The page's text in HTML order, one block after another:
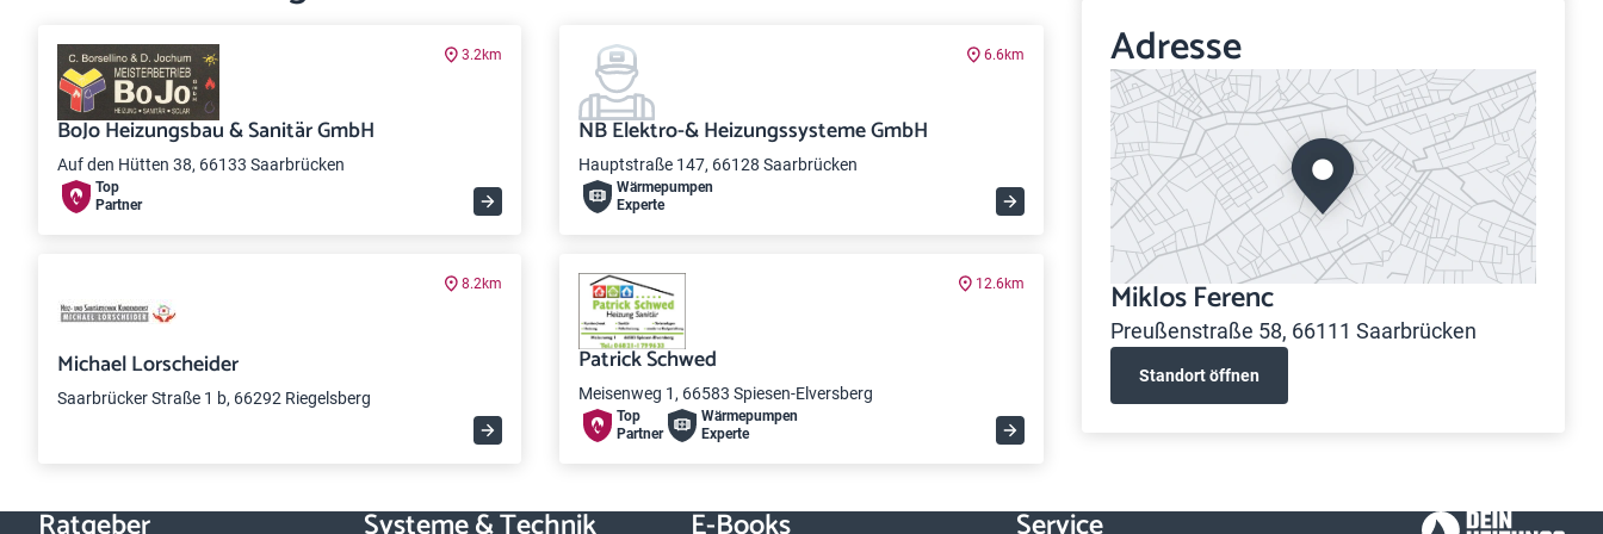
3.2km
BoJo Heizungsbau & Sanitär GmbH
Auf den Hütten 38, 66133 Saarbrücken
Top
Partner
6.6km
NB Elektro-& Heizungssysteme GmbH
Hauptstraße 147, 66128 Saarbrücken
Wärme­pumpen
Experte
8.2km
Michael Lorscheider
Saarbrücker Straße 1 b, 66292 Riegelsberg
12.6km
Patrick Schwed
Meisenweg 1, 66583 Spiesen-Elversberg
Top
Partner
Wärme­pumpen
Experte
Adresse
Miklos Ferenc
Preußenstraße 58, 66111 Saarbrücken
Standort öffnen